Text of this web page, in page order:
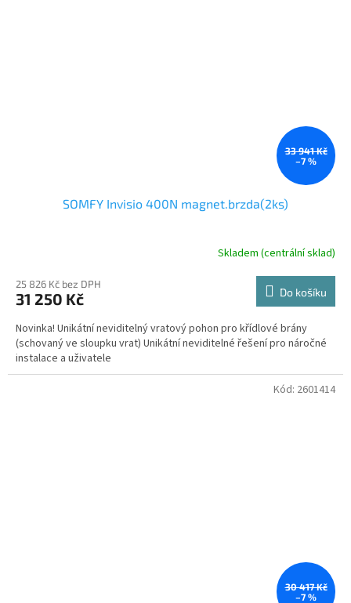
33 941 Kč
–7 %
SOMFY Invisio 400N magnet.brzda(2ks)
Skladem (centrální sklad)
25 826 Kč bez DPH
31 250 Kč Do košíku
Novinka! Unikátní neviditelný vratový pohon pro křídlové brány
(schovaný ve sloupku vrat) Unikátní neviditelné řešení pro náročné
instalace a uživatele
30 417 Kč
–7 %
Kód: 2601414